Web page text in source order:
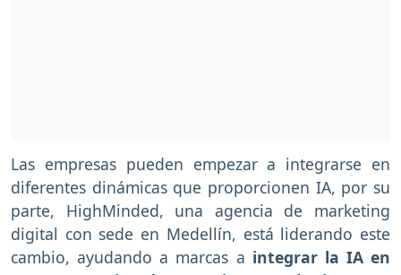
Las empresas pueden empezar a integrarse en
diferentes dinámicas que proporcionen IA, por su
parte, HighMinded, una agencia de marketing
digital con sede en Medellín, está liderando este
cambio, ayudando a marcas a integrar la IA en